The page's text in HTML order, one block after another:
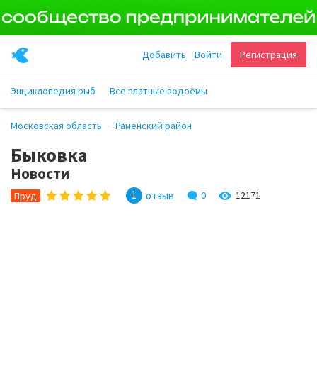
Регистрация
Войти
Добавить
Энциклопедия рыб Все платные водоёмы
Московская область Раменский район
Быковка
Новости
Пруд 1 отзыв 0 12171